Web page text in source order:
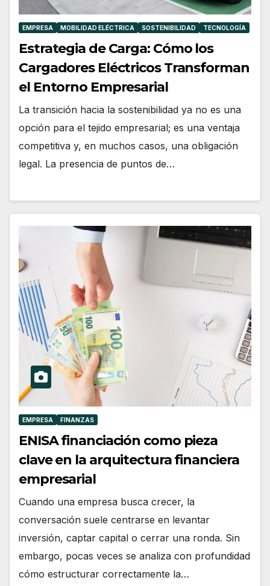
EMPRESA MOBILIDAD ELÉCTRICA SOSTENIBILIDAD TECNOLOGÍA
Estrategia de Carga: Cómo los
Cargadores Eléctricos Transforman
el Entorno Empresarial
La transición hacia la sostenibilidad ya no es una
opción para el tejido empresarial; es una ventaja
competitiva y, en muchos casos, una obligación
legal. La presencia de puntos de…
EMPRESA FINANZAS
ENISA financiación como pieza
clave en la arquitectura financiera
empresarial
Cuando una empresa busca crecer, la
conversación suele centrarse en levantar
inversión, captar capital o cerrar una ronda. Sin
embargo, pocas veces se analiza con profundidad
cómo estructurar correctamente la…